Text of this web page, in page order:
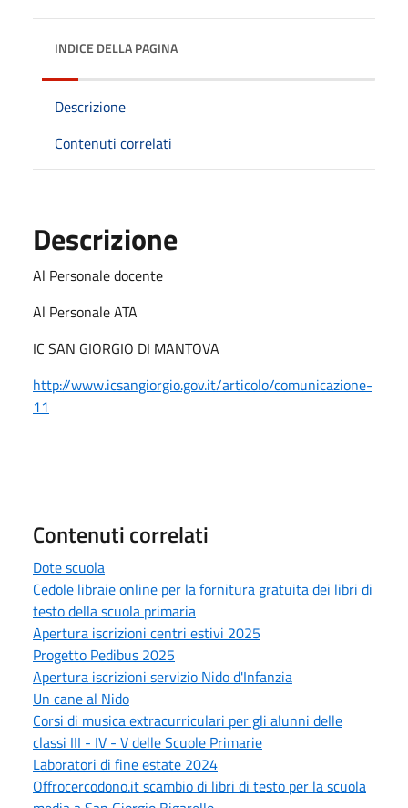
INDICE DELLA PAGINA
Descrizione
Contenuti correlati
Descrizione
Al Personale docente
Al Personale ATA
IC SAN GIORGIO DI MANTOVA
http://www.icsangiorgio.gov.it/articolo/comunicazione-
11
Contenuti correlati
Dote scuola
Cedole libraie online per la fornitura gratuita dei libri di
testo della scuola primaria
Apertura iscrizioni centri estivi 2025
Progetto Pedibus 2025
Apertura iscrizioni servizio Nido d'Infanzia
Un cane al Nido
Corsi di musica extracurriculari per gli alunni delle
classi III - IV - V delle Scuole Primarie
Laboratori di fine estate 2024
Offrocercodono.it scambio di libri di testo per la scuola